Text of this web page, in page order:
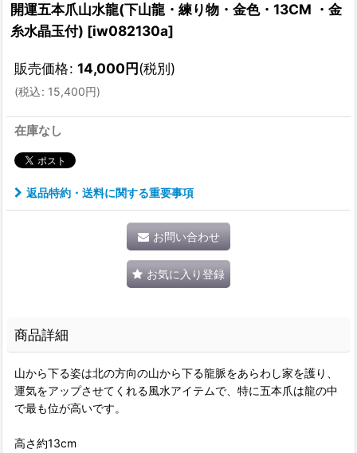
開運五本爪山水龍(下山龍・練り物・金色・13CM ・金
糸水晶玉付) [iw082130a]
販売価格: 14,000円(税別)
(税込: 15,400円)
在庫なし
返品特約・送料に関する重要事項
お問い合わせ
お気に入り登録
商品詳細
山から下る姿は北の方向の山から下る龍脈をあらわし家を護り、
運気をアップさせてくれる風水アイテムで、特に五本爪は龍の中
で最も位が高いです。
高さ約13cm